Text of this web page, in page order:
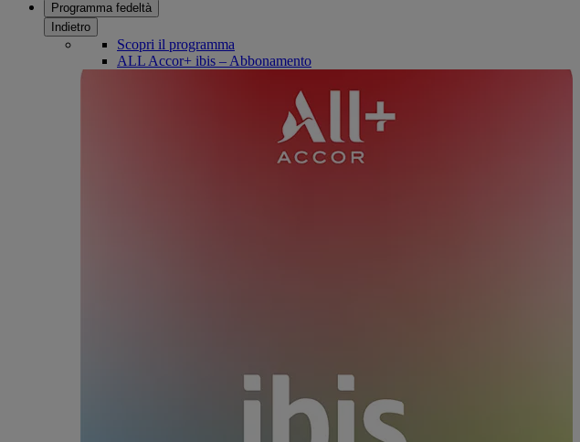
Programma fedeltà
Indietro
Scopri il programma
ALL Accor+ ibis – Abbonamento